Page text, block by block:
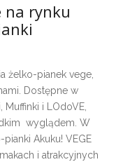
na rynku
żelko-pianek vege,
Dostępne w
i LOdoVE,
wyglądem. W
Akuku! VEGE
i atrakcyjnych